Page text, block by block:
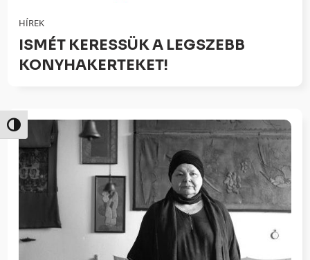
Nagy kontraszt váltása
HÍREK
ISMÉT KERESSÜK A LEGSZEBB
KONYHAKERTEKET!